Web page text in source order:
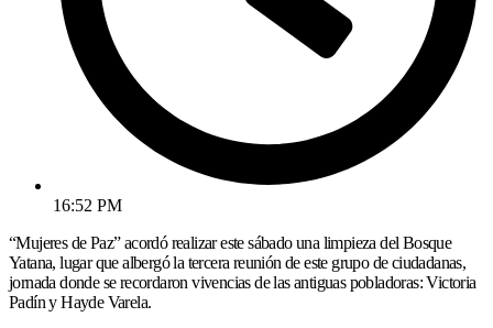
16:52 PM
“Mujeres de Paz” acordó realizar este sábado una limpieza del Bosque
Yatana, lugar que albergó la tercera reunión de este grupo de ciudadanas,
jornada donde se recordaron vivencias de las antiguas pobladoras: Victoria
Padín y Hayde Varela.